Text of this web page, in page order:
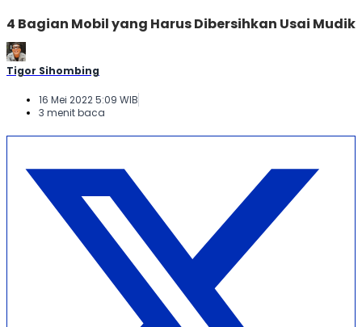
4 Bagian Mobil yang Harus Dibersihkan Usai Mudik
Tigor Sihombing
16 Mei 2022 5:09 WIB
3 menit baca